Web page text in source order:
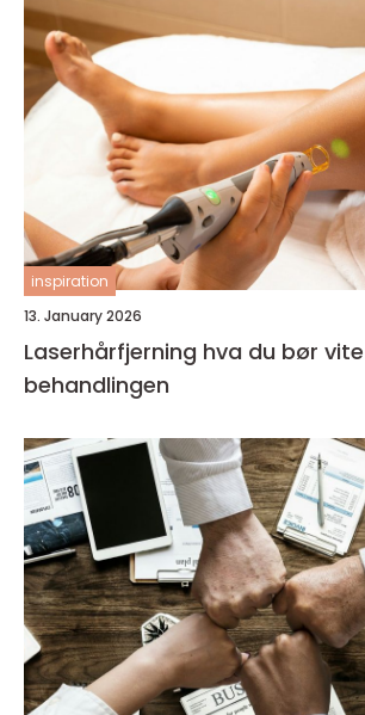
inspiration
13. January 2026
Laserhårfjerning hva du bør vite før du velger
behandlingen